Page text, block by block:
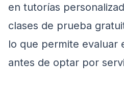
en tutorías
clases de prueba
lo que permite evaluar
antes de optar por